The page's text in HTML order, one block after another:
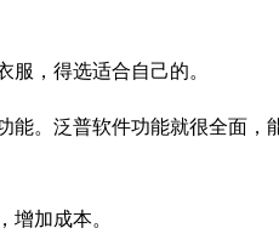
，得选适合自己的。
能。泛普软件功能就很全面，
增加成本。